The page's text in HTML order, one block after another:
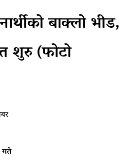
बाक्लो भीड,
शुरु (फोटो
गते